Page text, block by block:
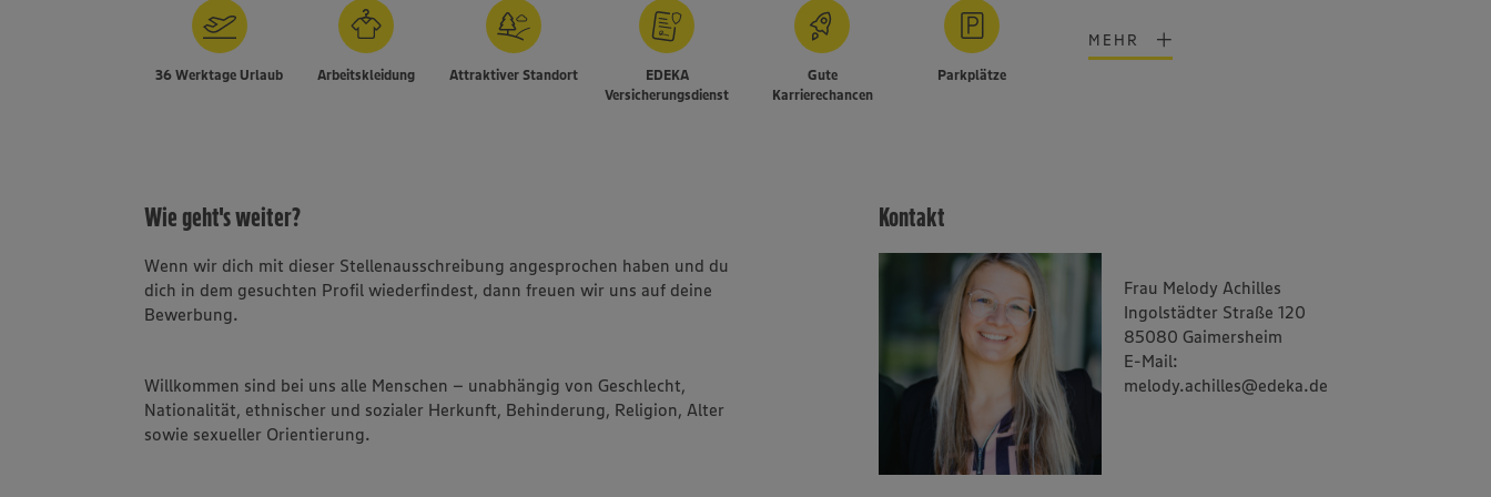
36 Werktage Urlaub Arbeitskleidung Attraktiver Standort
EDEKA
Versicherungsdienst
Gute
Karrierechancen
Parkplätze
MEHR
Wie geht's weiter?
Wenn wir dich mit dieser Stellenausschreibung angesprochen haben und du
dich in dem gesuchten Profil wiederfindest, dann freuen wir uns auf deine
Bewerbung.
Willkommen sind bei uns alle Menschen – unabhängig von Geschlecht,
Nationalität, ethnischer und sozialer Herkunft, Behinderung, Religion, Alter
sowie sexueller Orientierung.
Kontakt
Frau Melody Achilles
Ingolstädter Straße 120
85080 Gaimersheim
E-Mail:
melody.achilles@edeka.de